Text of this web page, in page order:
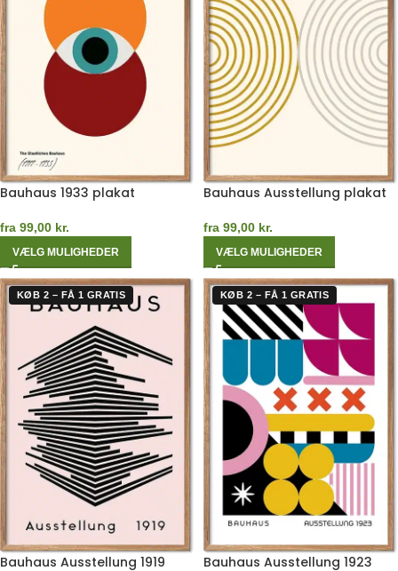
Bauhaus 1933 plakat
fra 99,00 kr.
VÆLG MULIGHEDER
Bauhaus Ausstellung plakat
fra 99,00 kr.
VÆLG MULIGHEDER
KØB 2 – FÅ 1 GRATIS
Bauhaus Ausstellung 1919
KØB 2 – FÅ 1 GRATIS
Bauhaus Ausstellung 1923